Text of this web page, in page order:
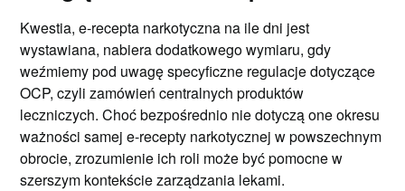
Kwestia, e-recepta narkotyczna na ile dni jest
wystawiana, nabiera dodatkowego wymiaru, gdy
weźmiemy pod uwagę specyficzne regulacje dotyczące
OCP, czyli zamówień centralnych produktów
leczniczych. Choć bezpośrednio nie dotyczą one okresu
ważności samej e-recepty narkotycznej w powszechnym
obrocie, zrozumienie ich roli może być pomocne w
szerszym kontekście zarządzania lekami.